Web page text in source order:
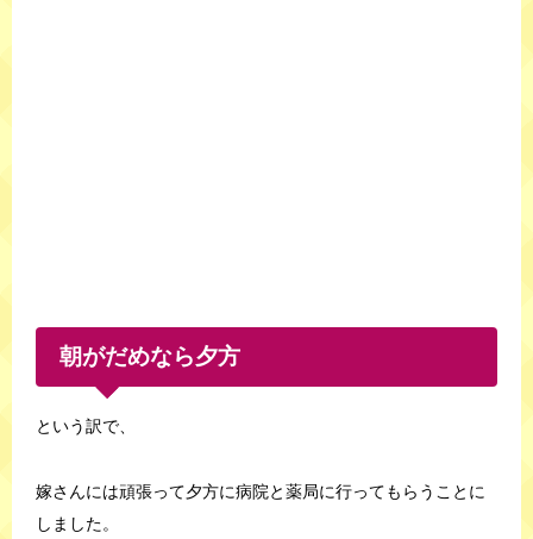
朝がだめなら夕方
という訳で、
嫁さんには頑張って夕方に病院と薬局に行ってもらうことに
しました。